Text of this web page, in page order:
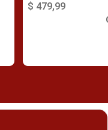
$ 479,99